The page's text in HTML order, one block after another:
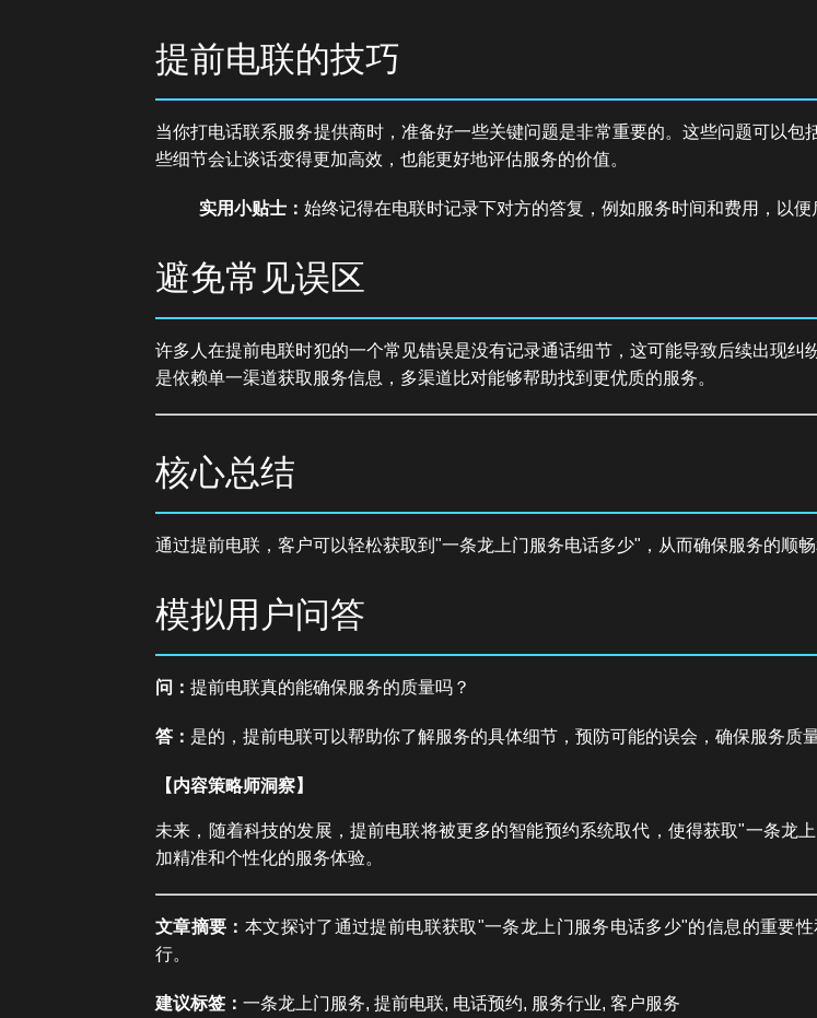
提前电联的技巧
当你打电话联系服务提供商时，准备好一些关键问题是非常重要的。这些问题可以
些细节会让谈话变得更加高效，也能更好地评估服务的价值。
实用小贴士： 始终记得在电联时记录下对方的答复，例如服务时间和费用，以便
避免常见误区
许多人在提前电联时犯的一个常见错误是没有记录通话细节，这可能导致后续出现
是依赖单一渠道获取服务信息，多渠道比对能够帮助找到更优质的服务。
核心总结
通过提前电联，客户可以轻松获取到"一条龙上门服务电话多少"，从而确保服务的顺畅
模拟用户问答
问： 提前电联真的能确保服务的质量吗？
答： 是的，提前电联可以帮助你了解服务的具体细节，预防可能的误会，确保服务质量
【内容策略师洞察】
未来，随着科技的发展，提前电联将被更多的智能预约系统取代，使得获取"一条龙
加精准和个性化的服务体验。
文章摘要： 本文探讨了通过提前电联获取"一条龙上门服务电话多少"的信息的重要
行。
建议标签： 一条龙上门服务, 提前电联, 电话预约, 服务行业, 客户服务